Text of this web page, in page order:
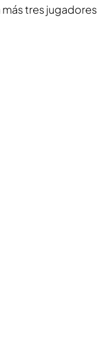
tres jugadores